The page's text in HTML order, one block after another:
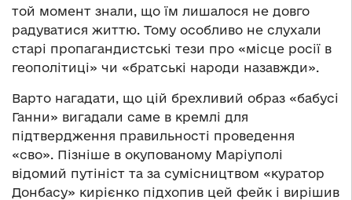
той момент знали, що їм лишалося не довго
радуватися життю. Тому особливо не слухали
старі пропагандистські тези про «місце росії в
геополітиці» чи «братські народи назавжди».
Варто нагадати, що цій брехливий образ «бабусі
Ганни» вигадали саме в кремлі для
підтвердження правильності проведення
«сво». Пізніше в окупованому Маріуполі
відомий путініст та за сумісництвом «куратор
Донбасу» кирієнко підхопив цей фейк і вирішив